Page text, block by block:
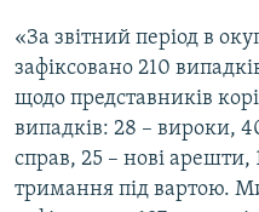
«За звітний період в
зафіксовано 210
щодо представників
випадків: 28 – вироки,
справ, 25 – нові
тримання під вартою.